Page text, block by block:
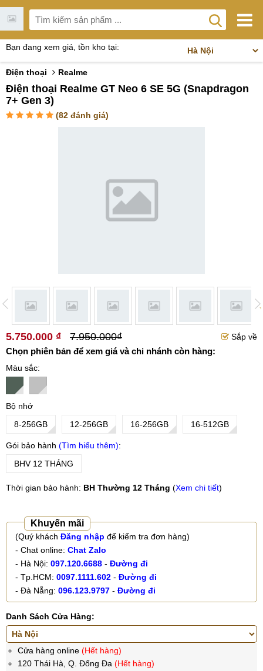
Bạn đang xem giá, tồn kho tại:
Điện thoại Realme
Điện thoại Realme GT Neo 6 SE 5G (Snapdragon
7+ Gen 3)
(82 đánh giá)
5.750.000 ₫ 7.950.000₫ Sắp về
Chọn phiên bản để xem giá và chi nhánh còn hàng:
Màu sắc
Bộ nhớ
8-256GB
12-256GB 16-256GB 16-512GB
Gói bảo hành
Tìm hiểu thêm
BHV 12 THÁNG
Thời gian bảo hành: BH Thường 12 Tháng (Xem chi tiết)
Khuyến mãi
(Quý khách Đăng nhập để kiểm tra đơn hàng)
- Chat online: Chat Zalo
- Hà Nội: 097.120.6688 - Đường đi
- Tp.HCM: 0097.1111.602 - Đường đi
- Đà Nẵng: 096.123.9797 - Đường đi
Danh Sách Cửa Hàng:
Cửa hàng online (Hết hàng)
120 Thái Hà, Q. Đống Đa (Hết hàng)